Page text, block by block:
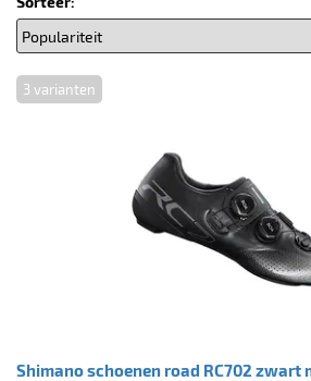
Shimano schoenen road RC702 zwart
3 varianten